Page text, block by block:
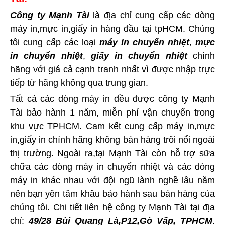
Công ty Mạnh Tàilà địa chỉ cung cấp các dòng
máy in,mực in,giấy in hàng đầu tại tpHCM. Chúng
tôi cung cấp các loại máy in chuyển nhiệt, mực
in chuyển nhiệt, giấy in chuyển nhiệtchính
hãng với giá cả cạnh tranh nhất vì được nhập trực
tiếp từ hãng không qua trung gian.
Tất cả các dòng máy in đều được công ty Mạnh
Tài bảo hành 1 năm, miễn phí vận chuyển trong
khu vực TPHCM. Cam kết cung cấp máy in,mực
in,giấy in chính hãng không bán hàng trôi nổi ngoài
thị trường. Ngoài ra,tại Mạnh Tài còn hỗ trợ sữa
chữa các dòng máy in chuyển nhiệt và các dòng
máy in khác nhau với đội ngũ lành nghề lâu năm
nên bạn yên tâm khâu bảo hành sau bán hàng của
chúng tôi. Chi tiết liên hệ công ty Mạnh Tài tại địa
chỉ:49/28 Bùi Quang Là,P12,Gò Vấp, TPHCM.